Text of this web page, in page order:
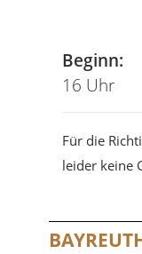
Beginn:
16 Uhr
Für die
leider keine